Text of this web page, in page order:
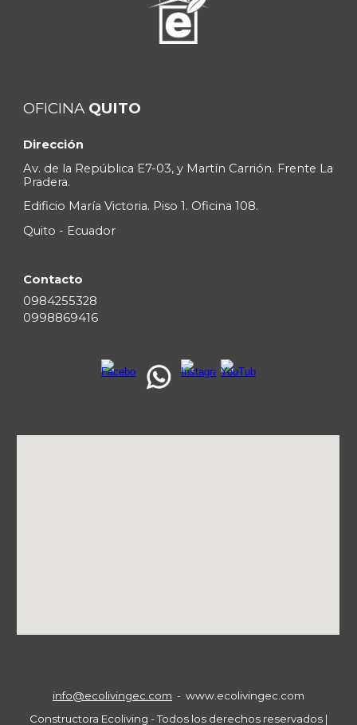
OFICINA QUITO
Dirección
Av. de la República E7-03, y Martín Carrión. Frente La
Pradera.
Edificio María Victoria. Piso 1. Oficina 108.
Quito - Ecuador
Contacto
0984255328
0998869416
info@ecolivingec.com - www.ecolivingec.com
Constructora Ecoliving - Todos los derechos reservados |